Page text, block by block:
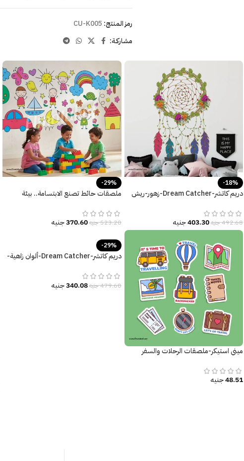
رمز المنتج: CU-K005
مشاركـة:
-18%
دريم كاتشر-Dream Catcher-زهور-ريش
492.68جنيه403.30جنيه
-29%
ملصقات حائط تصنع الابتسامة.. بيئة
523.20جنيه370.60جنيه
ميني استيكر-ملصقات الرحلات والسفر
48.51جنيه
-29%
دريم كاتشر-Dream Catcher-ألوان زاهية-
479.60جنيه340.08جنيه